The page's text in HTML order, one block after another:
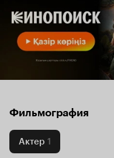
Фильмография
Актер 1